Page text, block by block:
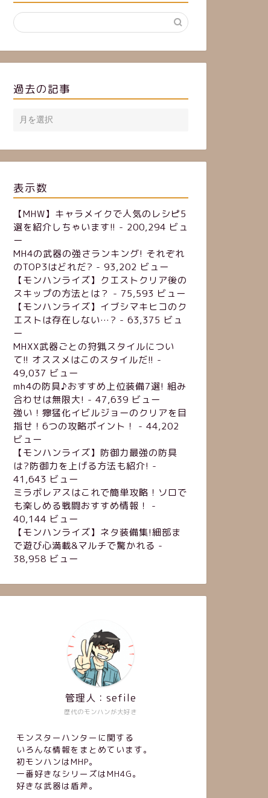
過去の記事
表示数
【MHW】キャラメイクで人気のレシピ5
選を紹介しちゃいます!! - 200,294 ビュ
ー
MH4の武器の強さランキング! それぞれ
のTOP3はどれだ? - 93,202 ビュー
【モンハンライズ】クエストクリア後の
スキップの方法とは？ - 75,593 ビュー
【モンハンライズ】イブシマキヒコのク
エストは存在しない…? - 63,375 ビュ
ー
MHXX武器ごとの狩猟スタイルについ
て!! オススメはこのスタイルだ!! -
49,037 ビュー
mh4の防具♪おすすめ上位装備7選! 組み
合わせは無限大! - 47,639 ビュー
強い！獰猛化イビルジョーのクリアを目
指せ！6つの攻略ポイント！
- 44,202
ビュー
【モンハンライズ】防御力最強の防具
は?防御力を上げる方法も紹介! -
41,643 ビュー
ミラボレアスはこれで簡単攻略！ソロで
も楽しめる戦闘おすすめ情報！
-
40,144 ビュー
【モンハンライズ】ネタ装備集!細部ま
で遊び心満載&マルチで驚かれる -
38,958 ビュー
歴代のモンハンが大好き
管理人：sefile
モンスターハンターに関する
いろんな情報をまとめています。
初モンハンはMHP。
一番好きなシリーズはMH4G。
好きな武器は盾斧。